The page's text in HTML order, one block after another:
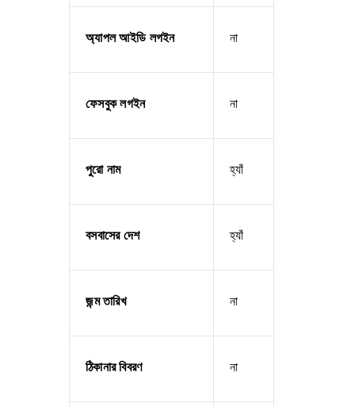
অ্যাপল আইডি লগইন না
ফেসবুক লগইন না
পুরো নাম হ্যাঁ
বসবাসের দেশ হ্যাঁ
জন্ম তারিখ না
ঠিকানার বিবরণ না